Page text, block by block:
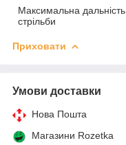
Максимальна дальність
стрільби
Приховати
Умови доставки
Нова Пошта
Магазини Rozetka